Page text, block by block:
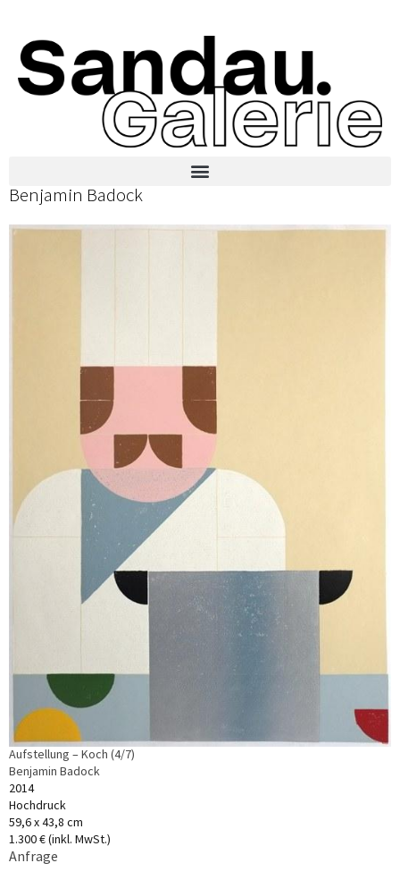
Benjamin Badock
Aufstellung – Koch (4/7)
Benjamin Badock
2014
Hochdruck
59,6 x 43,8 cm
1.300 € (inkl. MwSt.)
Anfrage